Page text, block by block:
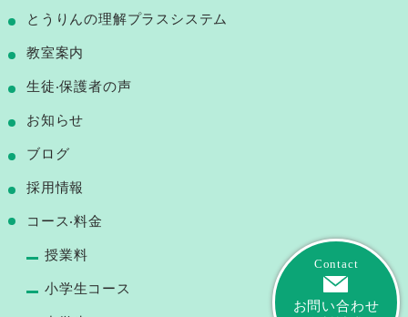
とうりんの理解プラスシステム
教室案内
⽣徒‧保護者の声
お知らせ
ブログ
採用情報
コース‧料⾦
授業料
小学生コース
Contact
お問い合わせ